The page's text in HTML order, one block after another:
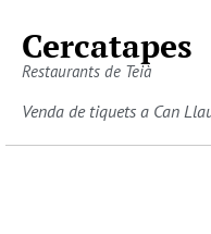
Cercatapes
Restaurants de Teià
Venda de tiquets a Can